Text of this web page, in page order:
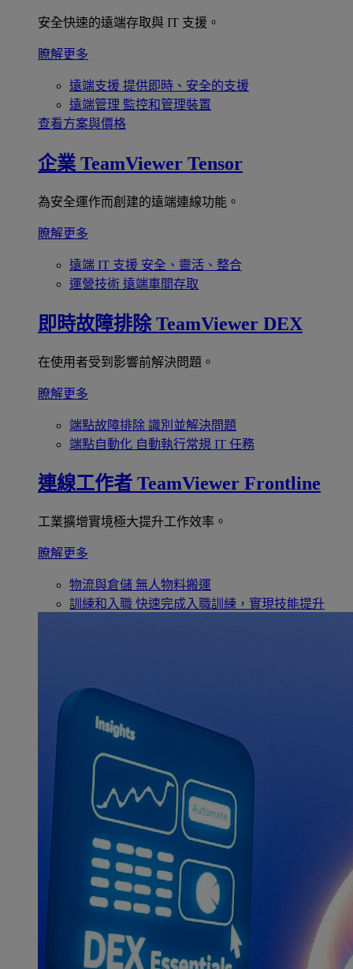
安全快速的遠端存取與 IT 支援。
瞭解更多
遠端支援 提供即時、安全的支援
遠端管理 監控和管理裝置
查看方案與價格
企業 TeamViewer Tensor
為安全運作而創建的遠端連線功能。
瞭解更多
遠端 IT 支援 安全、靈活、整合
運營技術 遠端車間存取
即時故障排除 TeamViewer DEX
在使用者受到影響前解決問題。
瞭解更多
端點故障排除 識別並解決問題
端點自動化 自動執行常規 IT 任務
連線工作者 TeamViewer Frontline
工業擴增實境極大提升工作效率。
瞭解更多
物流與倉儲 無人物料搬運
訓練和入職 快速完成入職訓練，實現技能提升